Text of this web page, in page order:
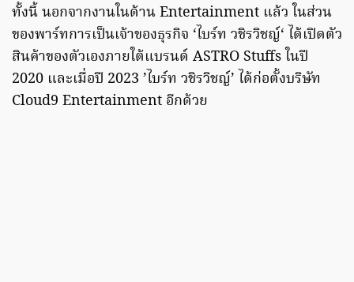
ทั้งนี้ นอกจากงานในด้าน Entertainment แล้ว ในส่วน
ของพาร์ทการเป็นเจ้าของธุรกิจ ‘ไบร์ท วชิรวิชญ์‘ ได้เปิดตัว
สินค้าของตัวเองภายใต้แบรนด์ ASTRO Stuffs ในปี
2020 และเมื่อปี 2023 ’ไบร์ท วชิรวิชญ์’ ได้ก่อตั้งบริษัท
Cloud9 Entertainment อีกด้วย